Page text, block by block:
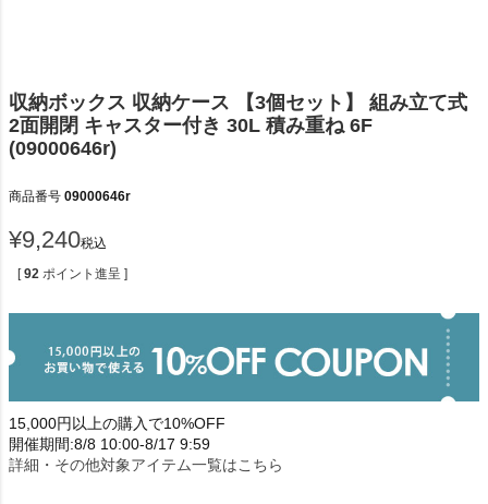
収納ボックス 収納ケース 【3個セット】 組み立て式
2面開閉 キャスター付き 30L 積み重ね 6F
(09000646r)
商品番号 09000646r
¥9,240税込
[ 92 ポイント進呈 ]
15,000円以上の購入で10%OFF
開催期間:8/8 10:00-8/17 9:59
詳細・その他対象アイテム一覧はこちら